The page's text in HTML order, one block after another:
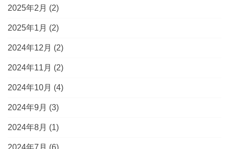
2025年2月 (2)
2025年1月 (2)
2024年12月 (2)
2024年11月 (2)
2024年10月 (4)
2024年9月 (3)
2024年8月 (1)
2024年7月 (6)